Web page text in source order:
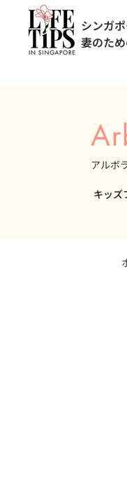
シンガ
妻のた
アルボ
キッズ